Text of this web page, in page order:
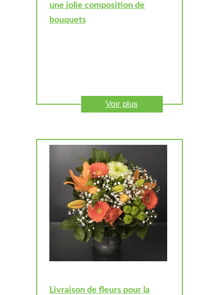
une jolie composition de
bouquets
Voir plus
Livraison de fleurs pour la